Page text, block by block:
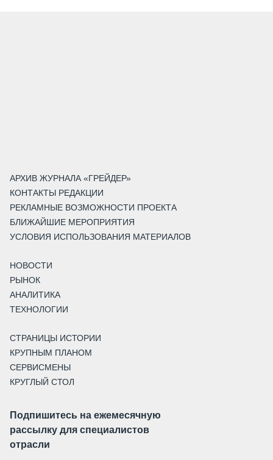
АРХИВ ЖУРНАЛА «ГРЕЙДЕР»
КОНТАКТЫ РЕДАКЦИИ
РЕКЛАМНЫЕ ВОЗМОЖНОСТИ ПРОЕКТА
БЛИЖАЙШИЕ МЕРОПРИЯТИЯ
УСЛОВИЯ ИСПОЛЬЗОВАНИЯ МАТЕРИАЛОВ
НОВОСТИ
РЫНОК
АНАЛИТИКА
ТЕХНОЛОГИИ
СТРАНИЦЫ ИСТОРИИ
КРУПНЫМ ПЛАНОМ
СЕРВИСМЕНЫ
КРУГЛЫЙ СТОЛ
Подпишитесь на ежемесячную
рассылку для специалистов
отрасли